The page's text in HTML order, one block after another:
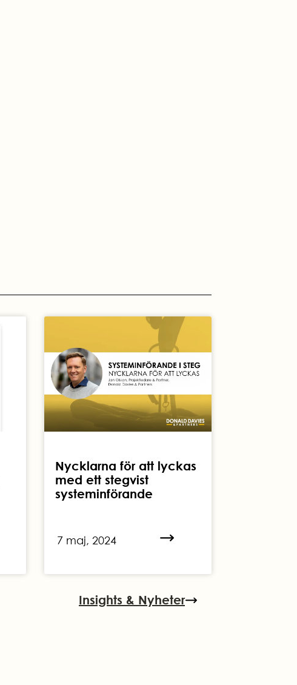
Nycklarna för att lyckas
med ett stegvist
systeminförande
7 maj, 2024
Insights & Nyheter